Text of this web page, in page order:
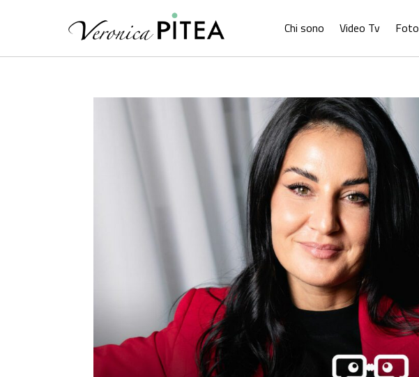
Chi sono Video Tv Foto